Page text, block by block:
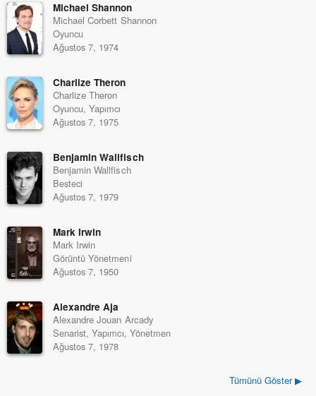
Michael Shannon
Michael Corbett Shannon
Oyuncu
Ağustos 7, 1974
Charlize Theron
Charlize Theron
Oyuncu, Yapımcı
Ağustos 7, 1975
Benjamin Wallfisch
Benjamin Wallfisch
Besteci
Ağustos 7, 1979
Mark Irwin
Mark Irwin
Görüntü Yönetmeni
Ağustos 7, 1950
Alexandre Aja
Alexandre Jouan Arcady
Senarist, Yapımcı, Yönetmen
Ağustos 7, 1978
Tümünü Göster ▶